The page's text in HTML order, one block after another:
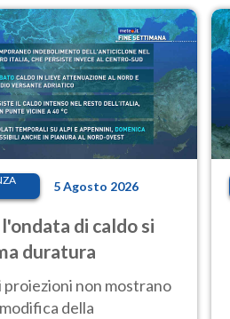
5 Agosto 2026
di caldo si
duratura
proiezioni non mostrano
della